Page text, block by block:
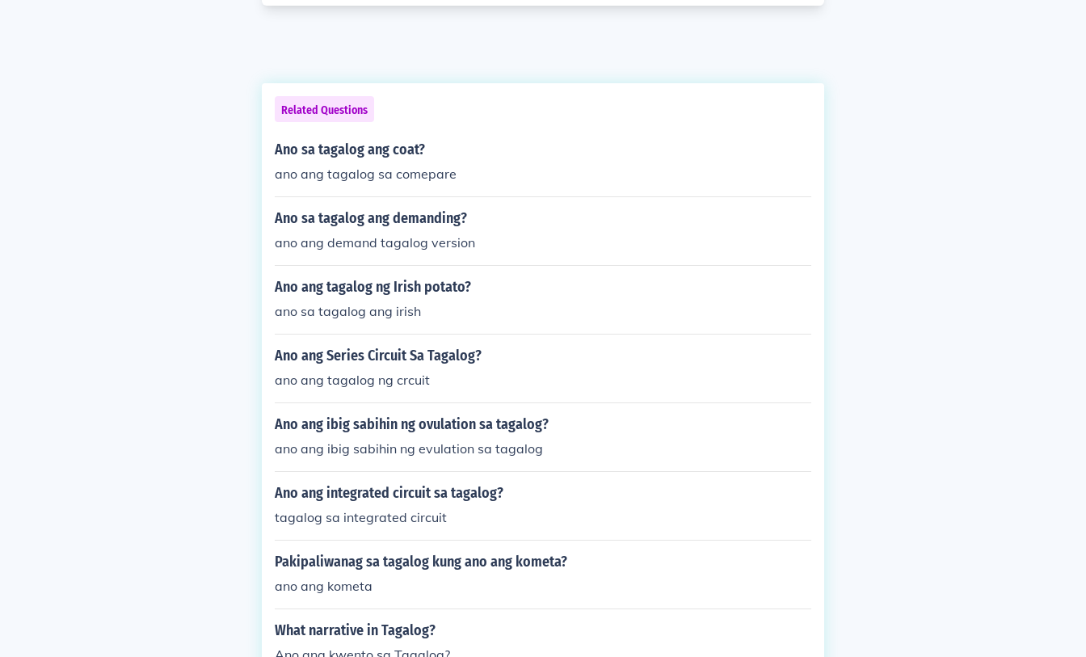
Related Questions
Ano sa tagalog ang coat?
ano ang tagalog sa comepare
Ano sa tagalog ang demanding?
ano ang demand tagalog version
Ano ang tagalog ng Irish potato?
ano sa tagalog ang irish
Ano ang Series Circuit Sa Tagalog?
ano ang tagalog ng crcuit
Ano ang ibig sabihin ng ovulation sa tagalog?
ano ang ibig sabihin ng evulation sa tagalog
Ano ang integrated circuit sa tagalog?
tagalog sa integrated circuit
Pakipaliwanag sa tagalog kung ano ang kometa?
ano ang kometa
What narrative in Tagalog?